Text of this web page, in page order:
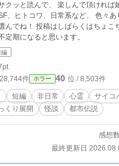
クッと読んで、 楽しんで頂ければ嬉しいで
、ヒトコワ、日常系など、 色々
ね！ 投稿はしばらくはちょこちょこしますが、 基本は
定期になると思います。
編
件 ホラー 40 位 / 8,503件
短編 非日常 心霊 サイコ
くり展開 怪談 都市伝説
感想
最終更新日